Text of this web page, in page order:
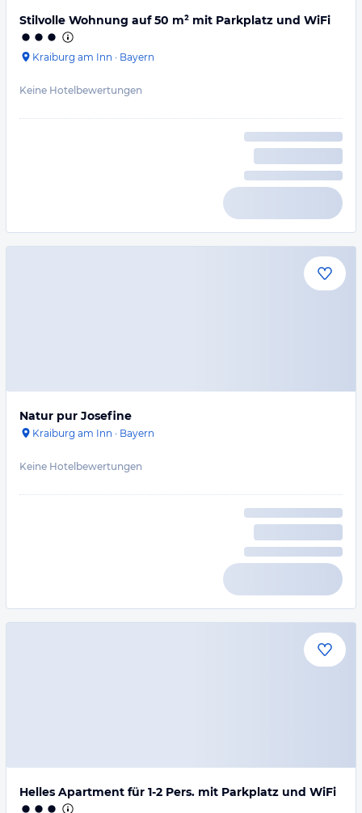
Stilvolle Wohnung auf 50 m² mit Parkplatz und WiFi
Kraiburg am Inn · Bayern
Keine Hotelbewertungen
Natur pur Josefine
Kraiburg am Inn · Bayern
Keine Hotelbewertungen
Helles Apartment für 1-2 Pers. mit Parkplatz und WiFi